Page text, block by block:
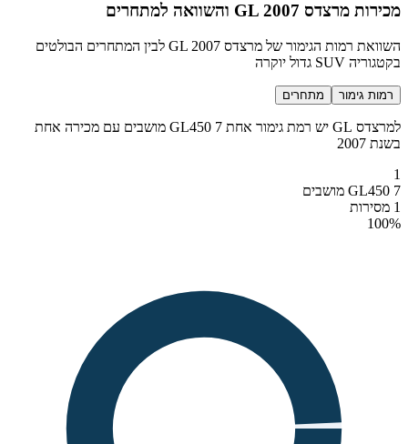
מכירות מרצדס GL 2007 והשוואה למתחרים
השוואת רמות הגימור של מרצדס GL 2007 לבין המתחרים הבולטים
בקטגוריה SUV גדול יוקרה
רמות גימור מתחרים
למרצדס GL יש רמת גימור אחת GL450 7 מושבים עם מכירה אחת
בשנת 2007
1
GL450 7 מושבים
1 מסירות
100%